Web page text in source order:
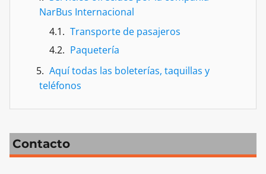
NarBus Internacional
Transporte de pasajeros
Paquetería
Aquí todas las boleterías, taquillas y
teléfonos
Contacto